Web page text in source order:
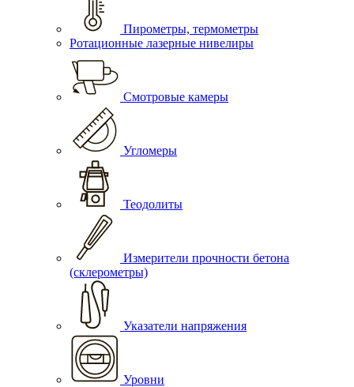
Пирометры, термометры
Ротационные лазерные нивелиры
Смотровые камеры
Угломеры
Теодолиты
Измерители прочности бетона
(склерометры)
Указатели напряжения
Уровни